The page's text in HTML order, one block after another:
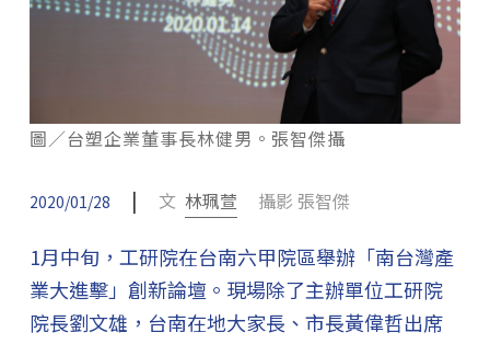
圖／台塑企業董事長林健男。張智傑攝
2020/01/28 | 文 林珮萱 攝影 張智傑
1月中旬，工研院在台南六甲院區舉辦「南台灣產
業大進擊」創新論壇。現場除了主辦單位工研院
院長劉文雄，台南在地大家長、市長黃偉哲出席